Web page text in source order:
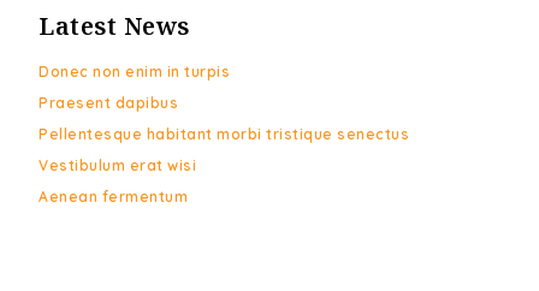
Latest News
Donec non enim in turpis
Praesent dapibus
Pellentesque habitant morbi tristique senectus
Vestibulum erat wisi
Aenean fermentum